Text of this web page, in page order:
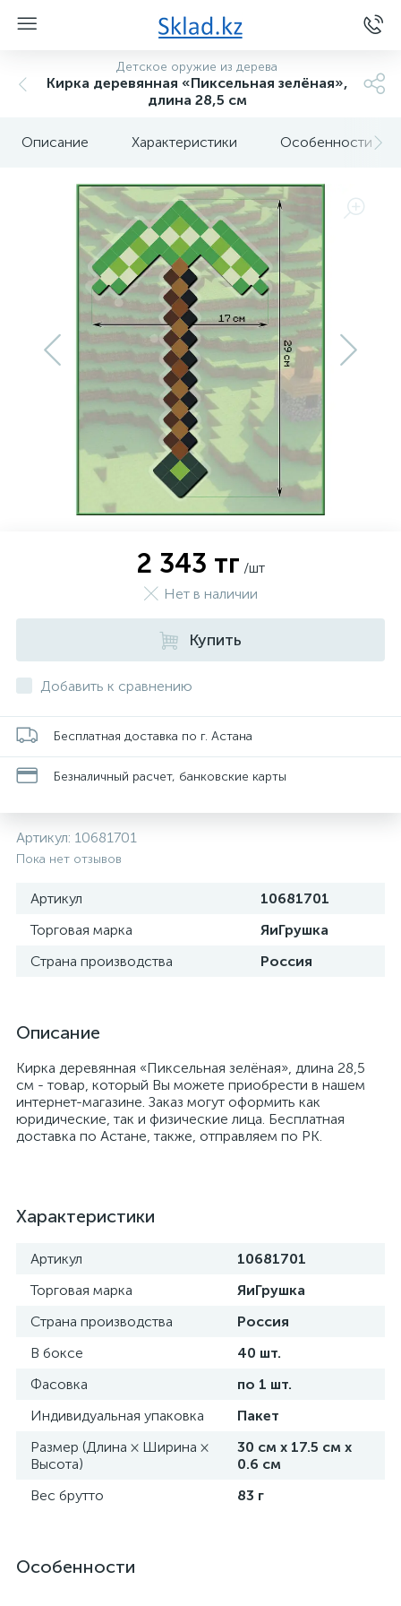
Детское оружие из дерева
Кирка деревянная «Пиксельная зелёная»,
длина 28,5 см
Описание Характеристики Особенности
2 343 тг /шт
Нет в наличии
Купить
Добавить к сравнению
Бесплатная доставка по г. Астана
Безналичный расчет, банковские карты
Артикул: 10681701
Пока нет отзывов
Артикул
10681701
Торговая марка
ЯиГрушка
Страна производства
Россия
Описание
Кирка деревянная «Пиксельная зелёная», длина 28,5
см - товар, который Вы можете приобрести в нашем
интернет-магазине. Заказ могут оформить как
юридические, так и физические лица. Бесплатная
доставка по Астане, также, отправляем по РК.
Характеристики
Артикул
10681701
Торговая марка
ЯиГрушка
Страна производства
Россия
В боксе
40 шт.
Фасовка
по 1 шт.
Индивидуальная упаковка
Пакет
Размер (Длина × Ширина ×
Высота)
30 см х 17.5 см х
0.6 см
Вес брутто
83 г
Особенности